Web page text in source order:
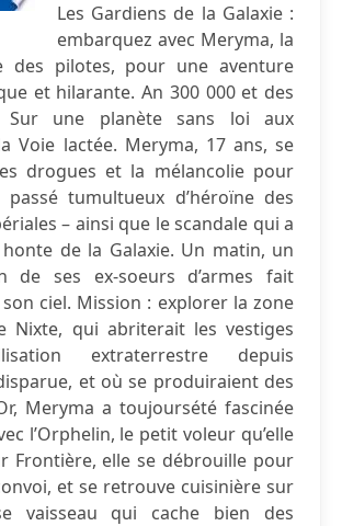
Les Gardiens de la Galaxie :
embarquez avec Meryma, la
des pilotes, pour une aventure
et hilarante. An 300 000 et des
Sur une planète sans loi aux
Voie lactée. Meryma, 17 ans, se
drogues et la mélancolie pour
tumultueux d’héroïne des
– ainsi que le scandale qui a
honte de la Galaxie. Un matin, un
de ses ex-soeurs d’armes fait
ciel. Mission : explorer la zone
Nixte, qui abriterait les vestiges
extraterrestre depuis
et où se produiraient des
Meryma a toujoursété fascinée
l’Orphelin, le petit voleur qu’elle
Frontière, elle se débrouille pour
et se retrouve cuisinière sur
vaisseau qui cache bien des